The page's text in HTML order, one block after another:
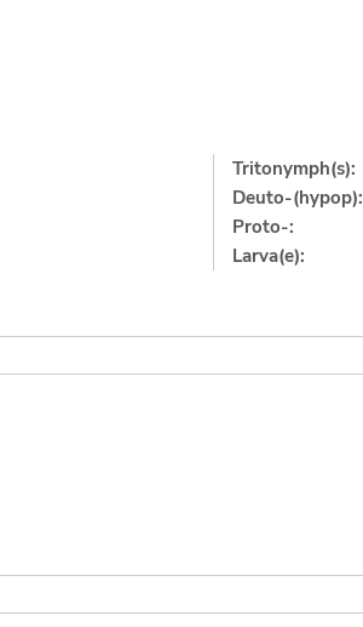
Tritonymph(s):
Deuto-(hypop):
Proto-:
Larva(e):